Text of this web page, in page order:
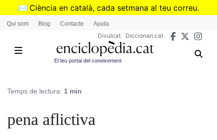
Vés
✉️ Ciència en català, cada setmana al teu correu.
➜Subscriu-te al butlletí de Divulcat
Qui som Blog Contacte Ajuda
Divulcat Diccionari.cat
El teu portal del coneixement
Temps de lectura: 1 min
pena aflictiva